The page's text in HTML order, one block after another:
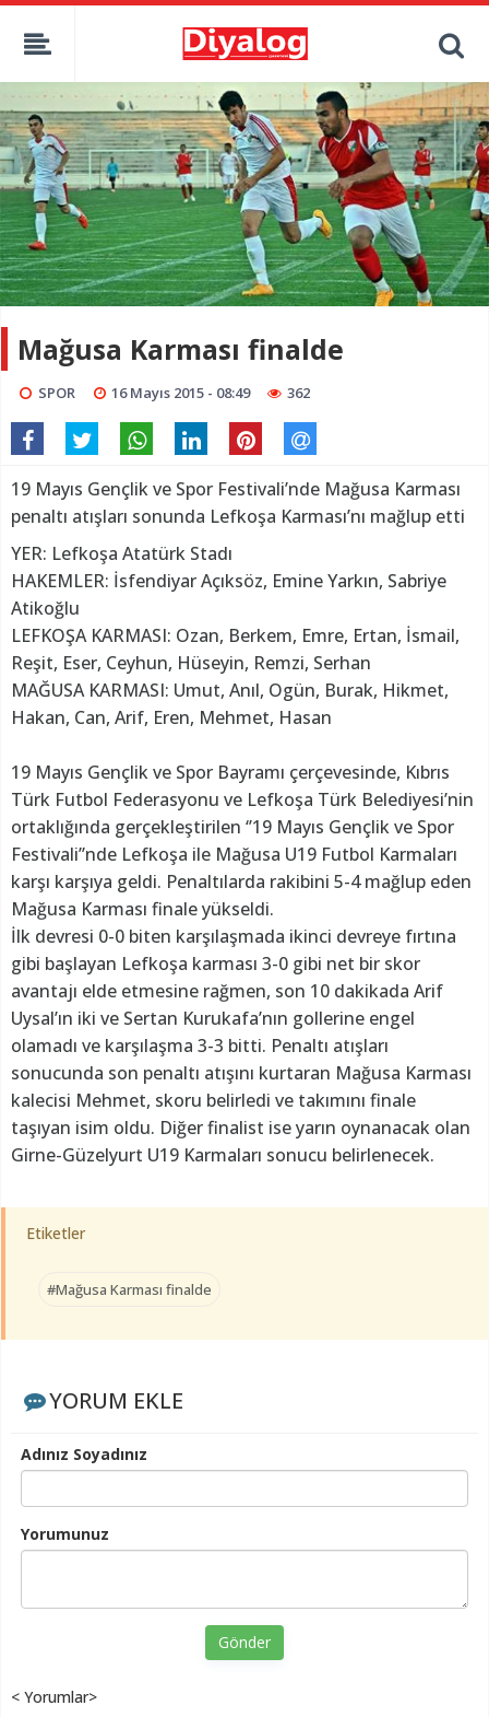
Mağusa Karması finalde
SPOR 16 Mayıs 2015 - 08:49 362
19 Mayıs Gençlik ve Spor Festivali’nde Mağusa Karması
penaltı atışları sonunda Lefkoşa Karması’nı mağlup etti
YER: Lefkoşa Atatürk Stadı
HAKEMLER: İsfendiyar Açıksöz, Emine Yarkın, Sabriye
Atikoğlu
LEFKOŞA KARMASI: Ozan, Berkem, Emre, Ertan, İsmail,
Reşit, Eser, Ceyhun, Hüseyin, Remzi, Serhan
MAĞUSA KARMASI: Umut, Anıl, Ogün, Burak, Hikmet,
Hakan, Can, Arif, Eren, Mehmet, Hasan
19 Mayıs Gençlik ve Spor Bayramı çerçevesinde, Kıbrıs
Türk Futbol Federasyonu ve Lefkoşa Türk Belediyesi’nin
ortaklığında gerçekleştirilen ‘’19 Mayıs Gençlik ve Spor
Festivali’’nde Lefkoşa ile Mağusa U19 Futbol Karmaları
karşı karşıya geldi. Penaltılarda rakibini 5-4 mağlup eden
Mağusa Karması finale yükseldi.
İlk devresi 0-0 biten karşılaşmada ikinci devreye fırtına
gibi başlayan Lefkoşa karması 3-0 gibi net bir skor
avantajı elde etmesine rağmen, son 10 dakikada Arif
Uysal’ın iki ve Sertan Kurukafa’nın gollerine engel
olamadı ve karşılaşma 3-3 bitti. Penaltı atışları
sonucunda son penaltı atışını kurtaran Mağusa Karması
kalecisi Mehmet, skoru belirledi ve takımını finale
taşıyan isim oldu. Diğer finalist ise yarın oynanacak olan
Girne-Güzelyurt U19 Karmaları sonucu belirlenecek.
Etiketler
#Mağusa Karması finalde
YORUM EKLE
Adınız Soyadınız
Yorumunuz
Gönder
< Yorumlar>